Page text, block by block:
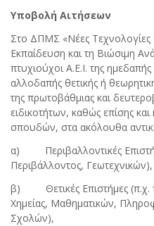
Υποβολή Αιτήσεων
Στο ΔΠΜΣ «Νέες Τεχνολογίες
Εκπαίδευση και τη Βιώσιμη
πτυχιούχοι Α.Ε.Ι. της
αλλοδαπής θετικής ή
της πρωτοβάθμιας και
ειδικοτήτων, καθώς επίσης
σπουδών, στα ακόλουθα
α) Περιβαλλοντικές
Περιβάλλοντος, Γεωτεχνικών),
β) Θετικές Επιστήμες (π.χ.
Χημείας, Μαθηματικών,
Σχολών),